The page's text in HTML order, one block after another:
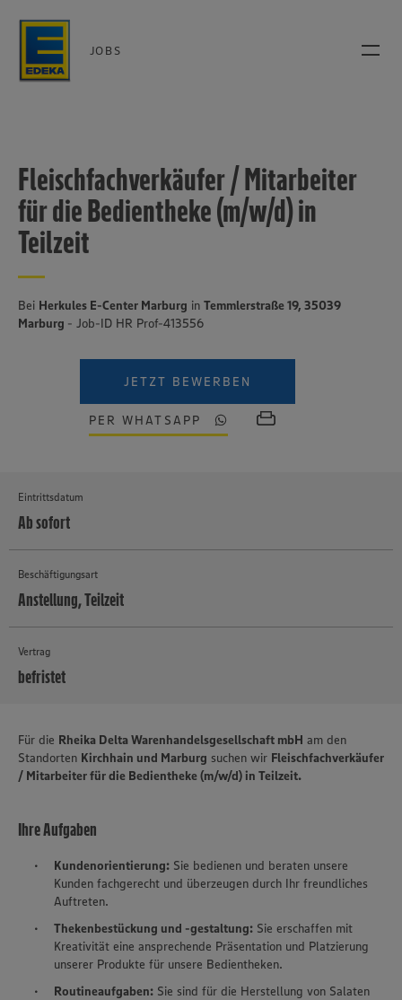
JOBS
Fleischfachverkäufer / Mitarbeiter
für die Bedientheke (m/w/d) in
Teilzeit
Bei Herkules E-Center Marburg in Temmlerstraße 19, 35039
Marburg - Job-ID HR Prof-413556
JETZT BEWERBEN
PER WHATSAPP
Eintrittsdatum
Ab sofort
Beschäftigungsart
Anstellung, Teilzeit
Vertrag
befristet
Für die Rheika Delta Warenhandelsgesellschaft mbH am den
Standorten Kirchhain und Marburg suchen wir Fleischfachverkäufer
/ Mitarbeiter für die Bedientheke (m/w/d) in Teilzeit.
Ihre Aufgaben
Kundenorientierung: Sie bedienen und beraten unsere
Kunden fachgerecht und überzeugen durch Ihr freundliches
Auftreten.
Thekenbestückung und -gestaltung: Sie erschaffen mit
Kreativität eine ansprechende Präsentation und Platzierung
unserer Produkte für unsere Bedientheken.
Routineaufgaben: Sie sind für die Herstellung von Salaten